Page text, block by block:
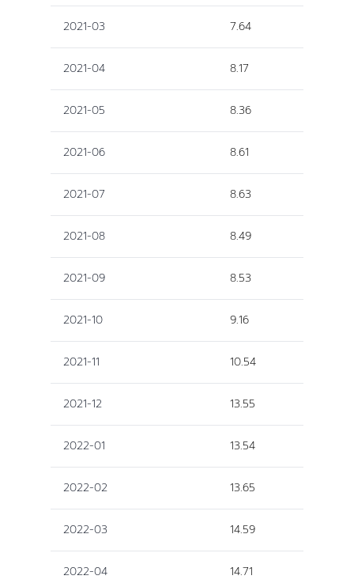
2021-03 7.64
2021-04 8.17
2021-05 8.36
2021-06 8.61
2021-07 8.63
2021-08 8.49
2021-09 8.53
2021-10 9.16
2021-11 10.54
2021-12 13.55
2022-01 13.54
2022-02 13.65
2022-03 14.59
2022-04 14.71